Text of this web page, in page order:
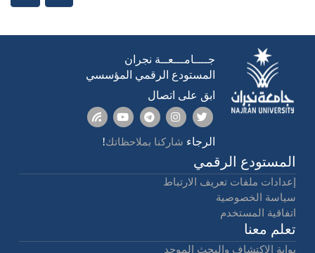
جــــامـــعــة نجران
المستودع الرقمي المؤسسي
ابق على اتصال
الرجاء شاركنا بملاحظاتك!
المستودع الرقمي
إعدادات ملفات تعريف الارتباط
سياسة الخصوصية
اتفاقية المستخدم
تعلم معنا
بوابة الإكتشاف والبحث الموحد